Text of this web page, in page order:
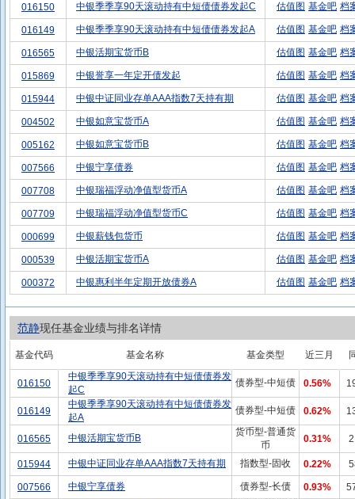
016150 中银季季享90天滚动持有中短债债券发起C 估值图 基金吧 档
016149 中银季季享90天滚动持有中短债债券发起A 估值图 基金吧 档
016565 中银活期宝货币B 估值图 基金吧 档
015869 中银誉享一年定开债发起 估值图 基金吧 档
015944 中银中证同业存单AAA指数7天持有期 估值图 基金吧 档
004502 中银如意宝货币A 估值图 基金吧 档
005162 中银如意宝货币B 估值图 基金吧 档
007566 中银宁享债券 估值图 基金吧 档
007708 中银瑞福浮动净值型货币A 估值图 基金吧 档
007709 中银瑞福浮动净值型货币C 估值图 基金吧 档
000699 中银薪钱包货币 估值图 基金吧 档
000539 中银活期宝货币A 估值图 基金吧 档
000372 中银惠利半年定期开放债券A 估值图 基金吧 档
范静现任基金业绩与排名详情
基金代码 基金名称 基金类型 近三月
016150
中银季季享90天滚动持有中短债债券发
起C
债券型-中短债 0.56%
016149
中银季季享90天滚动持有中短债债券发
起A
债券型-中短债 0.62%
016565 中银活期宝货币B
货币型-普通货
币
0.31%
015944 中银中证同业存单AAA指数7天持有期 指数型-固收 0.22%
007566 中银宁享债券 债券型-长债 0.93%